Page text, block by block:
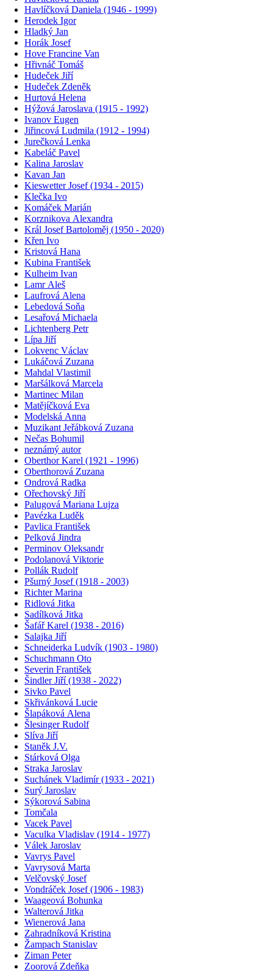
Havlíčková Daniela (1946 - 1999)
Herodek Igor
Hladký Jan
Horák Josef
Hove Francine Van
Hřivnáč Tomáš
Hudeček Jiří
Hudeček Zdeněk
Hurtová Helena
Hýžová Jaroslava (1915 - 1992)
Ivanov Eugen
Jiřincová Ludmila (1912 - 1994)
Jurečková Lenka
Kabeláč Pavel
Kalina Jaroslav
Kavan Jan
Kieswetter Josef (1934 - 2015)
Klečka Ivo
Komáček Marián
Korznikova Alexandra
Král Josef Bartoloměj (1950 - 2020)
Křen Ivo
Kristová Hana
Kubina František
Kulheim Ivan
Lamr Aleš
Laufrová Alena
Lebedová Soňa
Lesařová Michaela
Lichtenberg Petr
Lípa Jiří
Lokvenc Václav
Lukáčová Zuzana
Mahdal Vlastimil
Maršálková Marcela
Martinec Milan
Matějíčková Eva
Modelská Anna
Muzikant Jeřábková Zuzana
Nečas Bohumil
neznámý autor
Oberthor Karel (1921 - 1996)
Oberthorová Zuzana
Ondrová Radka
Ořechovský Jiří
Palugová Mariana Lujza
Pavézka Luděk
Pavlica František
Pelková Jindra
Perminov Oleksandr
Podolanová Viktorie
Pollák Rudolf
Pšurný Josef (1918 - 2003)
Richter Marina
Ridlová Jitka
Sadílková Jitka
Šafář Karel (1938 - 2016)
Salajka Jiří
Schneiderka Ludvík (1903 - 1980)
Schuchmann Oto
Severin František
Šindler Jiří (1938 - 2022)
Sivko Pavel
Skřivánková Lucie
Šlapáková Alena
Šlesinger Rudolf
Slíva Jiří
Staněk J.V.
Stárková Olga
Straka Jaroslav
Suchánek Vladimír (1933 - 2021)
Surý Jaroslav
Sýkorová Sabina
Tomčala
Vacek Pavel
Vaculka Vladislav (1914 - 1977)
Válek Jaroslav
Vavrys Pavel
Vavrysová Marta
Velčovský Josef
Vondráček Josef (1906 - 1983)
Waageová Bohunka
Walterová Jitka
Wienerová Jana
Zahradníková Kristina
Žampach Stanislav
Ziman Peter
Zoorová Zdeňka